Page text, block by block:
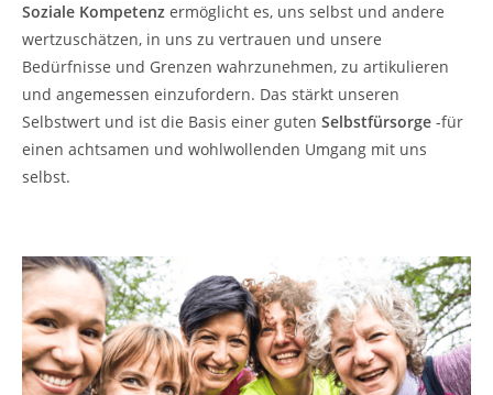
Soziale Kompetenz ermöglicht es, uns selbst und andere
wertzuschätzen, in uns zu vertrauen und unsere
Bedürfnisse und Grenzen wahrzunehmen, zu artikulieren
und angemessen einzufordern. Das stärkt unseren
Selbstwert und ist die Basis einer guten Selbstfürsorge -für
einen achtsamen und wohlwollenden Umgang mit uns
selbst.